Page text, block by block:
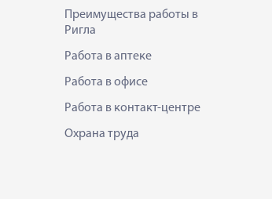
Преимущества работы в
Ригла
Работа в аптеке
Работа в офисе
Работа в контакт-центре
Охрана труда